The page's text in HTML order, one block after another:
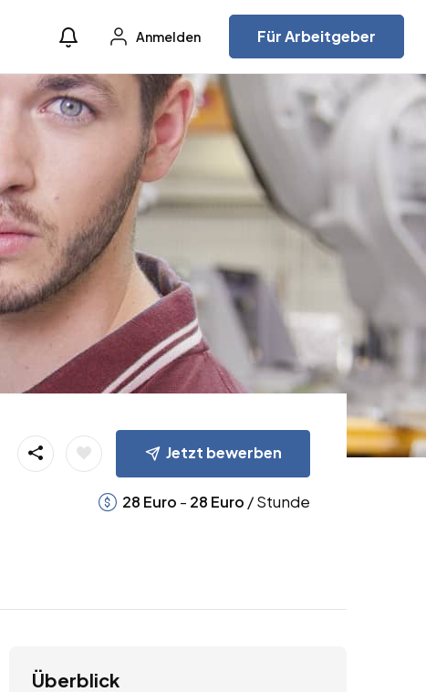
Anmelden Für Arbeitgeber
Jetzt bewerben
28 Euro - 28 Euro / Stunde
Überblick